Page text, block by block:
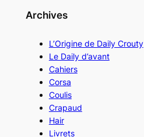
Archives
L’Origine de Daily Crouty
Le Daily d’avant
Cahiers
Corsa
Coulis
Crapaud
Hair
Livrets